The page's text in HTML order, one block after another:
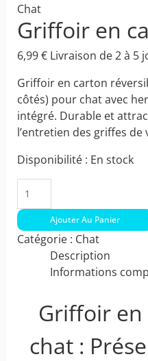
Chat
Griffoir en
6,99€ Livraison de 2 à 5
Griffoir en carton
côtés) pour chat avec
intégré. Durable et
l’entretien des griffes
Disponibilité : En stock
Ajouter Au Panier
Catégorie : Chat
Description
Informations
Griffoir
chat :